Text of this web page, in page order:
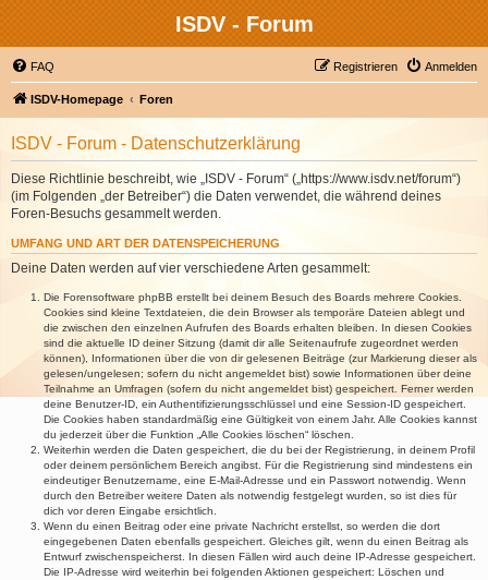
ISDV - Forum
FAQ Anmelden
Registrieren
ISDV-Homepage Foren
ISDV - Forum - Datenschutzerklärung
Diese Richtlinie beschreibt, wie „ISDV - Forum“ („https://www.isdv.net/forum“)
(im Folgenden „der Betreiber“) die Daten verwendet, die während deines
Foren-Besuchs gesammelt werden.
UMFANG UND ART DER DATENSPEICHERUNG
Deine Daten werden auf vier verschiedene Arten gesammelt:
Die Forensoftware phpBB erstellt bei deinem Besuch des Boards mehrere Cookies.
Cookies sind kleine Textdateien, die dein Browser als temporäre Dateien ablegt und
die zwischen den einzelnen Aufrufen des Boards erhalten bleiben. In diesen Cookies
sind die aktuelle ID deiner Sitzung (damit dir alle Seitenaufrufe zugeordnet werden
können), Informationen über die von dir gelesenen Beiträge (zur Markierung dieser als
gelesen/ungelesen; sofern du nicht angemeldet bist) sowie Informationen über deine
Teilnahme an Umfragen (sofern du nicht angemeldet bist) gespeichert. Ferner werden
deine Benutzer-ID, ein Authentifizierungsschlüssel und eine Session-ID gespeichert.
Die Cookies haben standardmäßig eine Gültigkeit von einem Jahr. Alle Cookies kannst
du jederzeit über die Funktion „Alle Cookies löschen“ löschen.
Weiterhin werden die Daten gespeichert, die du bei der Registrierung, in deinem Profil
oder deinem persönlichem Bereich angibst. Für die Registrierung sind mindestens ein
eindeutiger Benutzername, eine E-Mail-Adresse und ein Passwort notwendig. Wenn
durch den Betreiber weitere Daten als notwendig festgelegt wurden, so ist dies für
dich vor deren Eingabe ersichtlich.
Wenn du einen Beitrag oder eine private Nachricht erstellst, so werden die dort
eingegebenen Daten ebenfalls gespeichert. Gleiches gilt, wenn du einen Beitrag als
Entwurf zwischenspeicherst. In diesen Fällen wird auch deine IP-Adresse gespeichert.
Die IP-Adresse wird weiterhin bei folgenden Aktionen gespeichert: Löschen und